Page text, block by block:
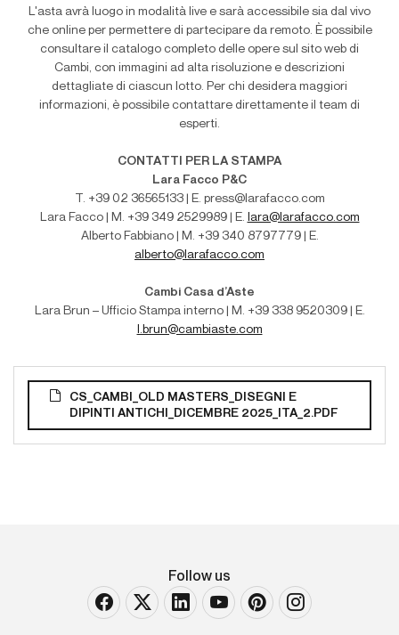
CS_CAMBI_OLD MASTERS_DISEGNI E
DIPINTI ANTICHI_DICEMBRE 2025_ITA_2.PDF
L'asta avrà luogo in modalità live e sarà accessibile sia dal vivo
che online per permettere di partecipare da remoto. È possibile
consultare il catalogo completo delle opere sul sito web di
Cambi, con immagini ad alta risoluzione e descrizioni
dettagliate di ciascun lotto. Per chi desidera maggiori
informazioni, è possibile contattare direttamente il team di
esperti.
CONTATTI PER LA STAMPA
Lara Facco P&C
T. +39 02 36565133 | E. press@larafacco.com
Lara Facco | M. +39 349 2529989 | E. lara@larafacco.com
Alberto Fabbiano | M. +39 340 8797779 | E.
alberto@larafacco.com
Cambi Casa d’Aste
Lara Brun – Ufficio Stampa interno | M . +39 338 9520309 | E.
l.brun@cambiaste.com
Follow us